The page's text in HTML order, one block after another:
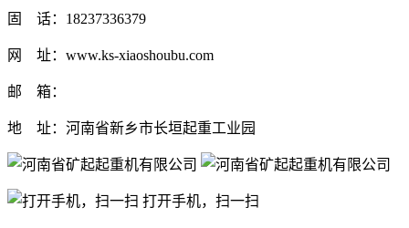
固 话：18237336379
网 址：www.ks-xiaoshoubu.com
邮 箱：
地 址：河南省新乡市长垣起重工业园
打开手机，扫一扫